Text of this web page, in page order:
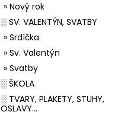
» Nový rok
░ SV. VALENTÝN, SVATBY
» Srdíčka
» Sv. Valentýn
» Svatby
░ ŠKOLA
░ TVARY, PLAKETY, STUHY,
OSLAVY...